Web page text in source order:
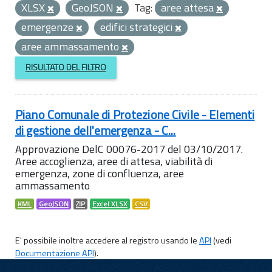
XLSX
GeoJSON Tag: aree attesa
emergenze
edifici strategici
aree ammassamento
RISULTATO DEL FILTRO
Piano Comunale di Protezione Civile - Elementi
di gestione dell'emergenza - C...
Approvazione DelC 00076-2017 del 03/10/2017.
Aree accoglienza, aree di attesa, viabilità di
emergenza, zone di confluenza, aree
ammassamento
KML GeoJSON ZIP Excel XLSX CSV
E' possibile inoltre accedere al registro usando leAPI(vedi
Documentazione API).